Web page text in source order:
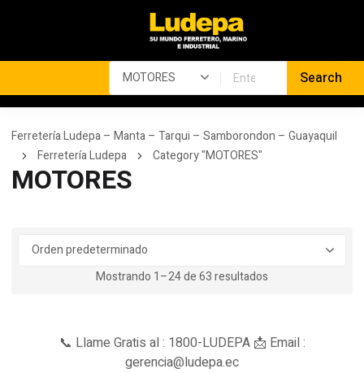
Ferretería Ludepa – Manta – Tarqui – Samborondon – Guayaquil
Ferretería Ludepa
Category "MOTORES"
MOTORES
Mostrando 1–24 de 63 resultados
📞 Llame Gratis al : 1800-LUDEPA 📩 Email :
gerencia@ludepa.ec